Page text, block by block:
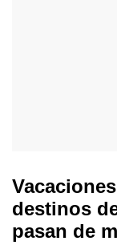
destinos
pasan de